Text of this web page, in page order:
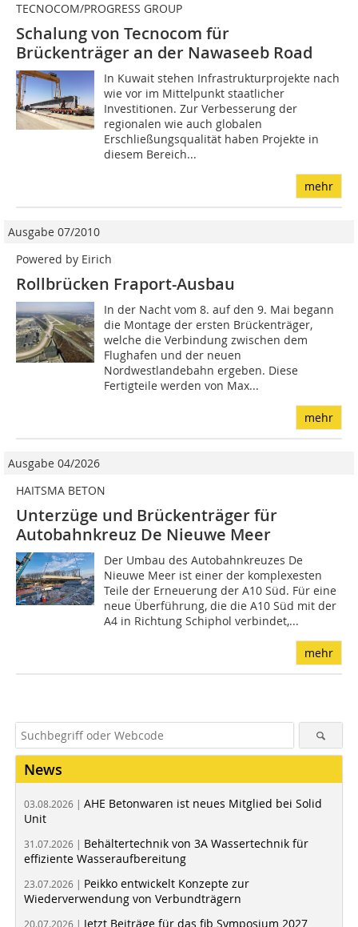
TECNOCOM/PROGRESS GROUP
Schalung von Tecnocom für
Brückenträger an der Nawaseeb Road
In Kuwait stehen Infrastrukturprojekte nach
wie vor im Mittelpunkt staatlicher
Investitionen. Zur Verbesserung der
regionalen wie auch globalen
Erschließungsqualität haben Projekte in
diesem Bereich...
mehr
Ausgabe 07/2010
Powered by Eirich
Rollbrücken Fraport-Ausbau
In der Nacht vom 8. auf den 9. Mai begann
die Montage der ersten Brückenträger,
welche die Verbindung zwischen dem
Flughafen und der neuen
Nordwestlandebahn ergeben. Diese
Fertigteile werden von Max...
mehr
Ausgabe 04/2026
HAITSMA BETON
Unterzüge und Brückenträger für
Autobahnkreuz De Nieuwe Meer
Der Umbau des Autobahnkreuzes De
Nieuwe Meer ist einer der komplexesten
Teile der Erneuerung der A10 Süd. Für eine
neue Überführung, die die A10 Süd mit der
A4 in Richtung Schiphol verbindet,...
mehr
News
03.08.2026 | AHE Betonwaren ist neues Mitglied bei Solid
Unit
31.07.2026 | Behältertechnik von 3A Wassertechnik für
effiziente Wasseraufbereitung
23.07.2026 | Peikko entwickelt Konzepte zur
Wiederverwendung von Verbundträgern
20.07.2026 | Jetzt Beiträge für das fib Symposium 2027